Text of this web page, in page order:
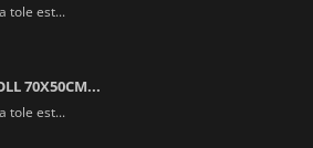
tole est...
70X50CM...
tole est...